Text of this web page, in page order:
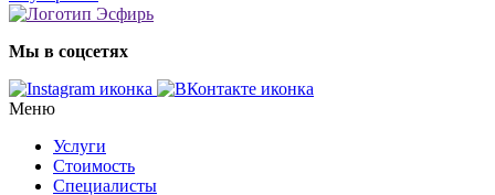
Мы в соцсетях
Меню
Услуги
Стоимость
Специалисты